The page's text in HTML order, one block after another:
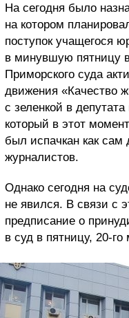
На сегодня было
на котором
поступок учащегося
в минувшую пятницу
Приморского суда
движения «Качество
с зеленкой в депутата
который в этот
был испачкан как сам
журналистов.
Однако сегодня на
не явился. В связи с
предписание о
в суд в пятницу, 20-го